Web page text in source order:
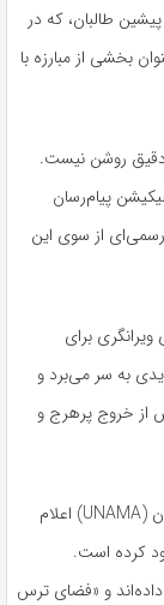
طالبان، که در
بخشی از مبارزه با
دقیق روشن نیست.
پیام‌رسان
از سوی این
برای
به سر می‌برد و
به قدرت رسیدن طالبان در ۲۰۲۱ و پس از خروج پرهرج ‌و
گزارشی از ماموریت کمک‌رسانی سازمان ملل در افغانستان (UNAMA) اعلام
کرده است.
و «فضای ترس